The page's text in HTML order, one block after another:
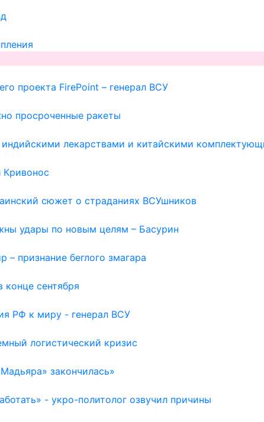
проекта FirePoint – генерал ВСУ
просроченные ракеты
лекарствами и китайскими
Кривонос
сюжет о страданиях ВСУшников
удары по новым целям – Басурин
признание беглого змагара
сентября
РФ к миру - генерал ВСУ
логистический кризис
закончилась»
- укро-политолог озвучил причины